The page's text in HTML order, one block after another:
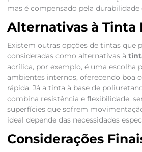
mas é compensado pela durabilidade
Alternativas à Tinta
Existem outras opções de tintas que
consideradas como alternativas à
acrílica, por exemplo, é uma escolha
ambientes internos, oferecendo boa
rápida. Já a tinta à base de
combina resistência e flexibilidade,
superfícies que sofrem
ideal depende das necessidades
Considerações